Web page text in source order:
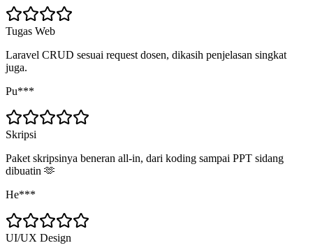
Tugas Web
Laravel CRUD sesuai request dosen, dikasih penjelasan singkat
juga.
Pu***
Skripsi
Paket skripsinya beneran all-in, dari koding sampai PPT sidang
dibuatin 🫶
He***
UI/UX Design